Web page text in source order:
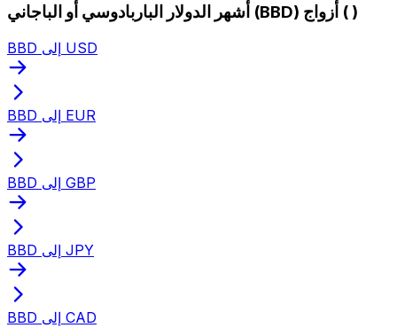
أشهر الدولار الباربادوسي أو الباجاني (BBD) أزواج ( )
BBD إلى USD
BBD إلى EUR
BBD إلى GBP
BBD إلى JPY
BBD إلى CAD